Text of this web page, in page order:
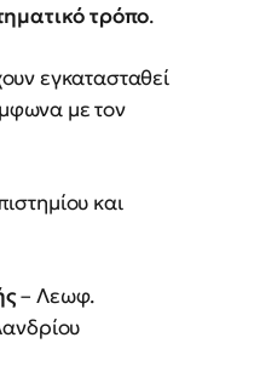
τρόπο.
εγκατασταθεί
με τον
και
– Λεωφ.